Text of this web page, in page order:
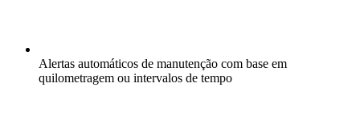
Alertas automáticos de manutenção com base em
quilometragem ou intervalos de tempo